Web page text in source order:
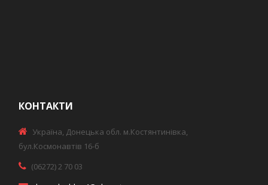
КОНТАКТИ
Україна, Донецька обл. м.Костянтинівка,
бул.Космонавтів 16-б
(06272) 2 70 03